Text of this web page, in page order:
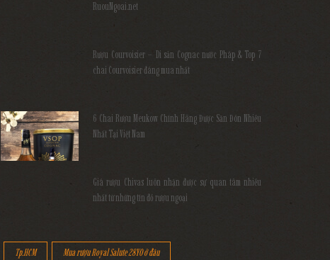
RuouNgoai.net
Rượu Courvoisier – Di sản Cognac nước Pháp & Top 7
chai Courvoisier đáng mua nhất
6 Chai Rượu Meukow Chính Hãng Được Săn Đón Nhiều
Nhất Tại Việt Nam
Giá rượu Chivas luôn nhận được sự quan tâm nhiều
nhất từ những tín đồ rượu ngoại
Tp.HCM Mua rượu Royal Salute 28YO ở đâu